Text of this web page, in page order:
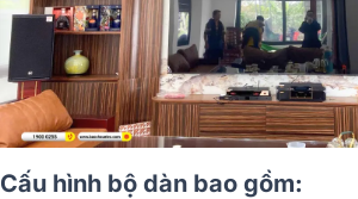
Cấu hình bộ dàn bao gồm: